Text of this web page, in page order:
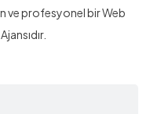
ve profesyonel birWeb
Ajansıdır.